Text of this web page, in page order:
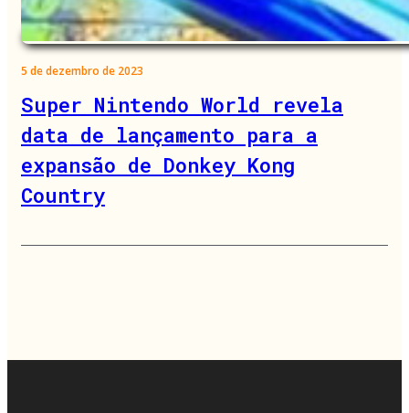
5 de dezembro de 2023
Super Nintendo World revela
data de lançamento para a
expansão de Donkey Kong
Country